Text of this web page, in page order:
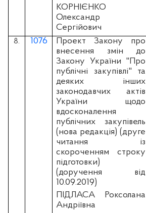
КОРНІЄНКО
Олександр
Сергійович
8. 1076
Проект Закону про
внесення змін до
Закону України "Про
публічні закупівлі" та
деяких інших
законодавчих актів
України щодо
вдосконалення
публічних закупівель
(нова редакція) (друге
читання із
скороченням строку
підготовки)
(доручення від
10.09.2019)
ПІДЛАСА Роксолана
Андріївна